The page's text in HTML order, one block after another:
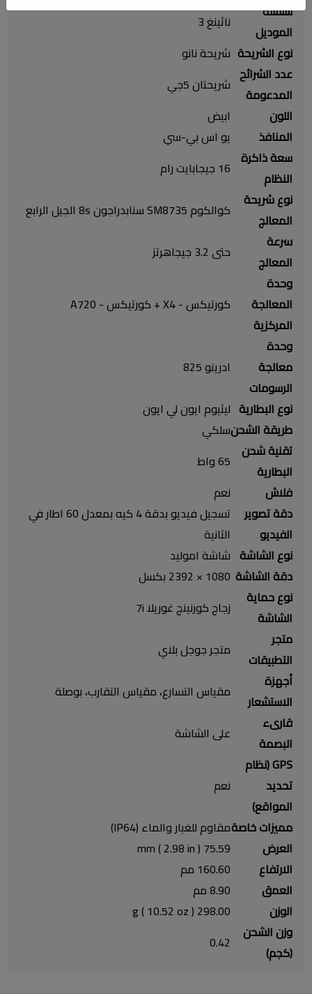
سلسلة
الموديل
ناثينغ 3
نوع الشريحة شريحة نانو
عدد الشرائح
المدعومة
شريحتان 5جي
اللون
ابيض
المنافذ
يو اس بي-سي
سعة ذاكرة
النظام
16 جيجابايت رام
نوع شريحة
المعالج
كوالكوم SM8735 سنابدراجون 8s الجيل الرابع
سرعة
المعالج
حتى 3.2 جيجاهرتز
وحدة
المعالجة
المركزية
كورتيكس - X4 + كورتيكس - A720
وحدة
معالجة
الرسومات
ادرينو 825
نوع البطارية ليثيوم ايون لي ايون
طريقة الشحنسلكي
تقنية شحن
البطارية
65 واط
فلاش
نعم
دقة تصوير
الفيديو
تسجيل فيديو بدقة 4 كيه بمعدل 60 اطار في
الثانية
نوع الشاشة شاشة اموليد
دقة الشاشة 1080 × 2392 بكسل
نوع حماية
الشاشة
زجاج كورنينج غوريلا 7i
متجر
التطبيقات
متجر جوجل بلاي
أجهزة
الاستشعار
مقياس التسارع، مقياس التقارب، بوصلة
قارىء
البصمة
على الشاشة
GPS (نظام
تحديد
المواقع)
نعم
مميزات خاصةمقاوم للغبار والماء (IP64)
العرض
75.59 mm ( 2.98 in )
الارتفاع
160.60 مم
العمق
8.90 مم
الوزن
298.00 g ( 10.52 oz )
وزن الشحن
(كجم)
0.42